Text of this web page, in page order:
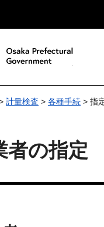
計量検査 > 各種手続 > 指
者の指定